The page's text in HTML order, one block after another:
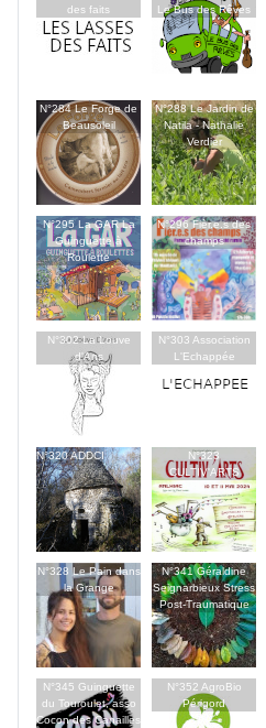
des faits
Le Bus des Rêves
N°284 Le Forge de
Beausoleil
N°288 Le Jardin de
Natila - Nathalie
Verdier
N°295 La GAR La
Guinguette à
Roulette
N°296 Fièr.e.s des
champs
N°302 La Louve
d'Ans
N°303 Association
L'Echappée
N°320 ADDCI
N°323
CULTIV'ARTS
N°328 Le Pain dans
la Grange
N°341 Géraldine
Seignarbieux Stress
Post-Traumatique
N°345 Guinguette
du Touroulet, asso
Cocon des Canailles
N°352 AgroBio
Périgord